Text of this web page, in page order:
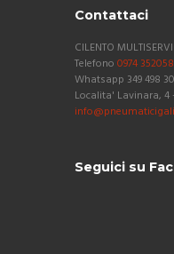
Contattaci
CILENTO
Telefono 0974 352058
Whatsapp 349 498
Localita' Lavinara,
Seguici su